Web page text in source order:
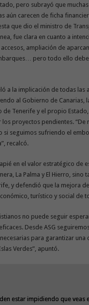
pero subrayó que
aún carecen de ficha
que dio el ministro de
fue clara en cuanto a
ampliación de
pero todo ello debe
a la implicación de todas las
al Gobierno de Canarias,
de Tenerife y el propio
los proyectos pendientes. “De
si seguimos sufriendo el
recalcó.
en el valor estratégico de
La Palma y El Hierro, sino
y defendió que la mejora
turístico y social de
no puede seguir
Desde ASG
para garantizar una
Verdes”, apuntó.
estar impidiendo que veas
estar impidiendo que veas